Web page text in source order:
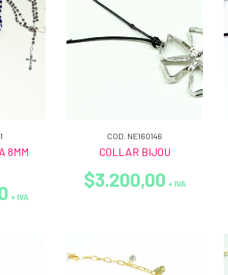
8MM
+ IVA
COD. NE160146
COLLAR BIJOU
$3.200,00 + IVA